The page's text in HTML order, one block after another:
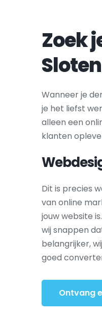
Sloten
Wanneer je
je het liefst
alleen een
klanten
Dit is precies
van online
jouw website
wij snappen
belangrijker,
goed
Ontvang